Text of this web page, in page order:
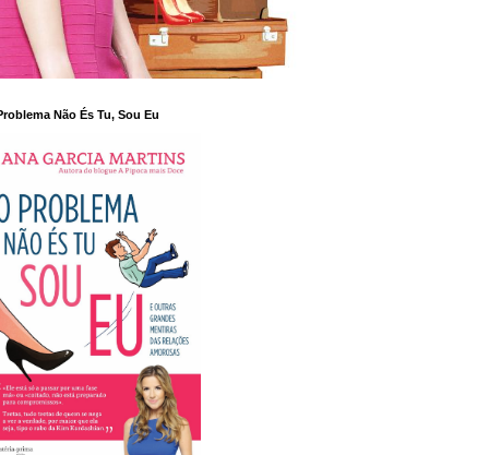
Não És Tu, Sou Eu